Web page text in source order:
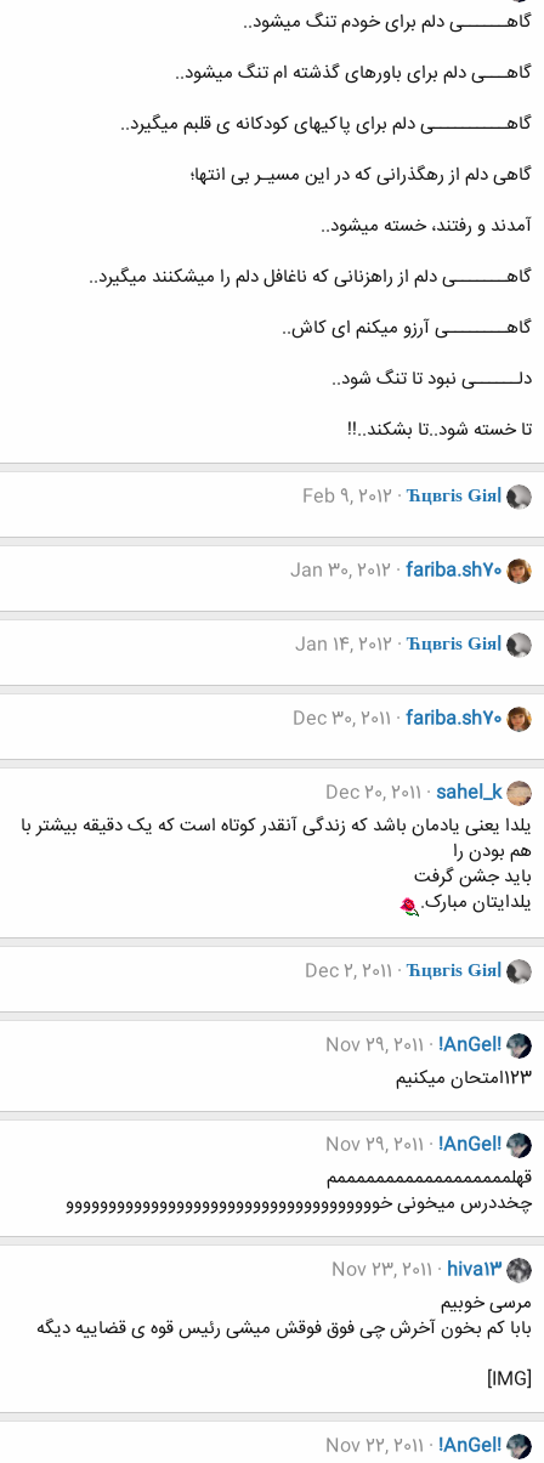
گاهــــــی دلم برای خودم تنگ میشود..
گاهـــی دلم برای باورهای گذشته ام تنگ میشود..
گاهــــــــــی دلم برای پاكیهای كودكانه ی قلبم میگیرد..
گاهی دلم از رهگذرانی كه در این مسیـر بی انتها؛
آمدند و رفتند، خسته میشود..
گاهـــــــی دلم از راهزنانی كه ناغافل دلم را میشكنند میگیرد..
گاهــــــــی آرزو میكنم ای كاش..
دلــــــی نبود تا تنگ شود..
تا خسته شود..تا بشكند..!!
Ћцвгіѕ Ǥіяl
Feb 9, 2012
fariba.sh70
Jan 30, 2012
Ћцвгіѕ Ǥіяl
Jan 14, 2012
fariba.sh70
Dec 30, 2011
sahel_k
Dec 20, 2011
یلدا یعنی یادمان باشد که زندگی آنقدر کوتاه است که یک دقیقه بیشتر با
هم بودن را
باید جشن گرفت
یلدایتان مبارک.
Ћцвгіѕ Ǥіяl
Dec 2, 2011
!AnGel!
Nov 29, 2011
123امتحان میکنیم
!AnGel!
Nov 29, 2011
قهلممممممممممممممممممم
چخددرس میخونی خووووووووووووووووووووووووووووووووووووو
hiva13
Nov 23, 2011
مرسی خوبیم
بابا کم بخون آخرش چی فوق فوقش میشی رئیس قوه ی قضاییه دیگه
[IMG]
!AnGel!
Nov 22, 2011